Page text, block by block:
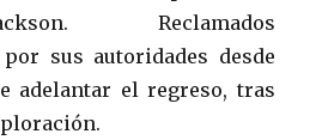
Reclamados
sus autoridades desde
adelantar el regreso, tras